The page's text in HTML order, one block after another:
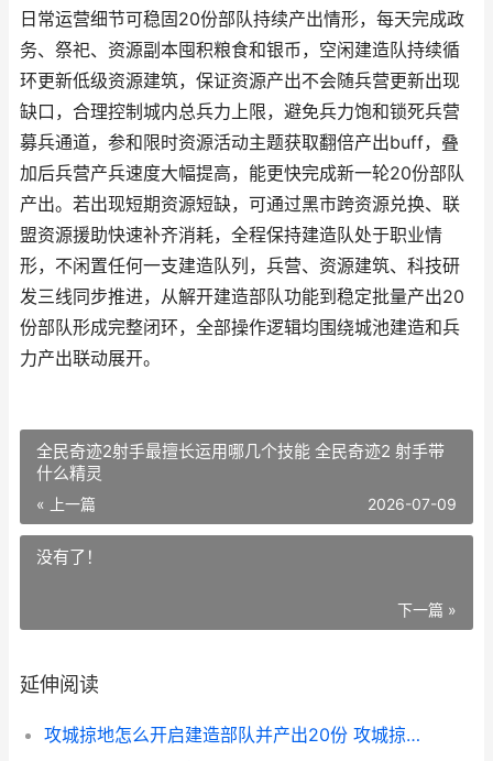
日常运营细节可稳固20份部队持续产出情形，每天完成政
务、祭祀、资源副本囤积粮食和银币，空闲建造队持续循
环更新低级资源建筑，保证资源产出不会随兵营更新出现
缺口，合理控制城内总兵力上限，避免兵力饱和锁死兵营
募兵通道，参和限时资源活动主题获取翻倍产出buff，叠
加后兵营产兵速度大幅提高，能更快完成新一轮20份部队
产出。若出现短期资源短缺，可通过黑市跨资源兑换、联
盟资源援助快速补齐消耗，全程保持建造队处于职业情
形，不闲置任何一支建造队列，兵营、资源建筑、科技研
发三线同步推进，从解开建造部队功能到稳定批量产出20
份部队形成完整闭环，全部操作逻辑均围绕城池建造和兵
力产出联动展开。
全民奇迹2射手最擅长运用哪几个技能 全民奇迹2 射手带
什么精灵
« 上一篇 2026-07-09
没有了！
下一篇 »
延伸阅读
攻城掠地怎么开启建造部队并产出20份 攻城掠地怎么开启联合觉醒